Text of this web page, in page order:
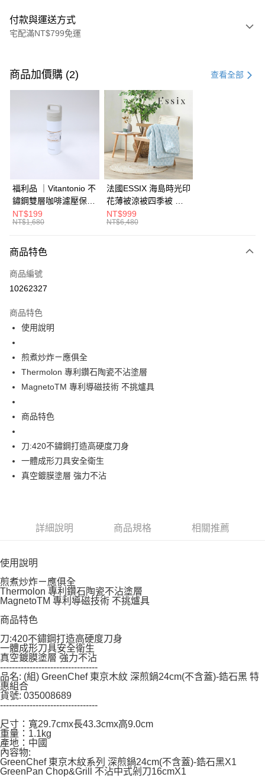
付款與運送方式
宅配滿NT$799免運
信用卡一次付款
3 期 0 利率 每期
合作金庫商業銀行
第一商業銀行
彰化商業銀行
台北富邦商業銀行
兆豐國際商業銀行
臺灣中小企業銀行
台中商業銀行
匯豐（台灣）商業銀行
華泰商業銀行
聯邦商業銀行
遠東國際商業銀行
元大商業銀行
台灣樂天信用卡公司
6 期 0 利率 每期 NT$233
合作金庫商業銀行
第一商業銀行
彰化商業銀行
台北富邦商業銀行
國泰世華商業銀行
兆豐國際商業銀行
臺灣中小企業銀行
台中商業銀行
匯豐（台灣）商業銀行
聯邦商業銀行
玉山商業銀行
台灣樂天信用卡公司
街口支付
AFTEE先享後付
【關於「AFTEE先享後付」】
AFTEE先享後付是「在收到商品之後才付款」的支付方式。 讓您購物簡單
便利好安心！
１．簡單：不需註冊會員、不需綁卡、不需儲值。
２．便利：只要手機號碼，簡訊認證，即可結帳。
【「AFTEE先享後付」結帳流程】
１．於結帳方式選擇「AFTEE先享後付」後，將跳轉至「AFTEE先享後付」
結帳頁面，進行簡訊認證並確認金額後，即可完成結帳。
２．訂單成立數日內，您將收到繳費通知簡訊。
ATM／網路銀行／等多元方式進行付款，方視為交易完成。
※ 請注意：結帳手續完成當下不需立刻繳費，但若您需要取消訂單，請聯絡
※ 交易是否成功請以「AFTEE先享後付 」之結帳頁面顯示為準，若有關於
【注意事項】
１．透過由恩沛科技股份有限公司提供之「AFTEE先享後付」服務完成之交
易，需依本服務之必要範圍內提供個人資料，並將交易相關給付款項請求債
３．未成年的使用者請事先徵得法定代理人或監護人之同意方可使用
「AFTEE先享後付」，若未經同意申辦者引起之損失，本公司不負相關責
時審查核予不同之上限額度；若仍有額度不足之情形，本公司將視審查結果
請求用戶進行身份認證。
５．嚴禁一人註冊多個帳號或使用他人資訊註冊。若發現惡意使用之情形，
恩沛科技股份有限公司將有權停止該用戶之使用額度並採取法律行動。
ATM付款
運送方式
商品加價購 (2) 查看全部
福利品 ｜Vitantonio 不
鏽鋼雙層咖啡濾壓保溫
瓶 奶油白 VCB-10-C
NT$199
NT$1,680
法國ESSIX 海島時光印
花薄被涼被四季被 單
人
NT$999
NT$6,480
商品特色
商品編號
10262327
商品特色
使用說明
煎煮炒炸ㄧ應俱全
Thermolon 專利鑽石陶瓷不沾塗層
MagnetoTM 專利導磁技術 不挑爐具
商品特色
刀:420不鏽鋼打造高硬度刀身
一體成形刀具安全衛生
真空鍍膜塗層 強力不沾
詳細說明 商品規格 相關推薦
使用說明
煎煮炒炸ㄧ應俱全
Thermolon 專利鑽石陶瓷不沾塗層
MagnetoTM 專利導磁技術 不挑爐具
商品特色
刀:420不鏽鋼打造高硬度刀身
一體成形刀具安全衛生
真空鍍膜塗層 強力不沾
---------------------------------
品名: (組) GreenChef 東京木紋 深煎鍋24cm(不含蓋)-鋯石黑 特
惠組合
貨號: 035008689
---------------------------------
尺寸：寬29.7cmx長43.3cmx高9.0cm
重量：1.1kg
產地：中國
內容物:
GreenChef 東京木紋系列 深煎鍋24cm(不含蓋)-鋯石黑X1
GreenPan Chop&Grill 不沾中式剁刀16cmX1